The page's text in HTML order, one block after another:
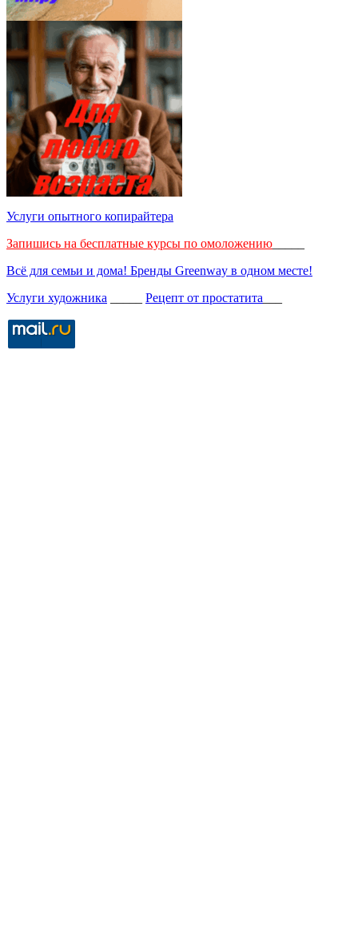
Услуги опытного копирайтера
Запишись на бесплатные курсы по омоложению
Всё для семьи и дома! Бренды Greenway в одном месте!
Услуги художника
Рецепт от простатита